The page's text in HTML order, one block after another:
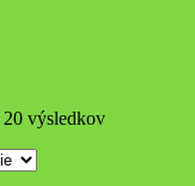
20 výsledkov